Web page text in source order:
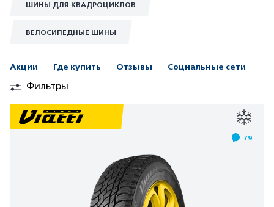
ШИНЫ ДЛЯ КВАДРОЦИКЛОВ
ВЕЛОСИПЕДНЫЕ ШИНЫ
Акции Где купить Отзывы Социальные сети
Фильтры
79